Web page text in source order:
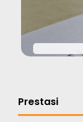
Prestasi